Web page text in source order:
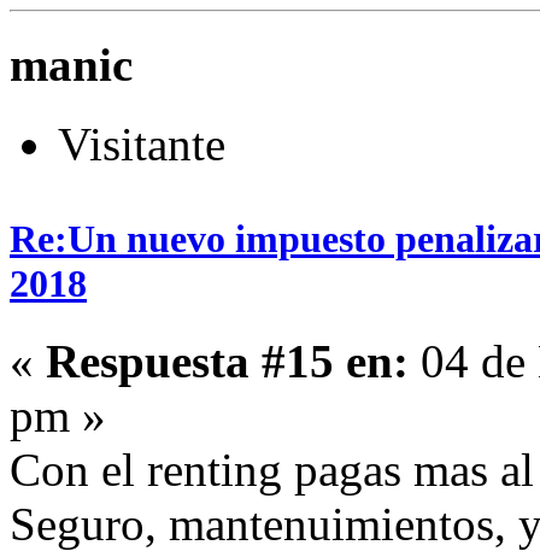
manic
Visitante
Re:Un nuevo impuesto
2018
« Respuesta #15 en: 04
pm »
Con el renting pagas mas
Seguro, mantenuimientos,